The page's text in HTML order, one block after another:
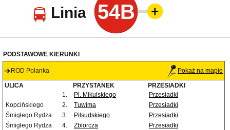
Linia 54B
PODSTAWOWE KIERUNKI
ROD Polanka Pokaż na mapie
ULICA PRZYSTANEK
PRZESIADKI
1.
Pl. Mikulskiego
Przesiadki
Kopcińskiego
2. Tuwima
Przesiadki
Śmigłego Rydza
3. Piłsudskiego
Przesiadki
Śmigłego Rydza
4. Zbiorcza
Przesiadki